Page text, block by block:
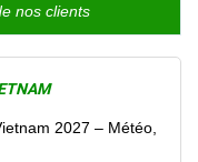
nos clients
2027 – Météo,